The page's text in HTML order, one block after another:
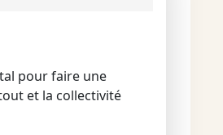
pour faire une
et la collectivité